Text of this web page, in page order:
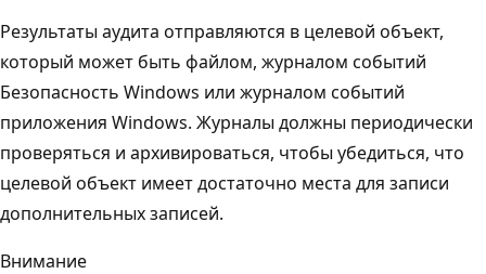
Результаты аудита отправляются в целевой объект,
который может быть файлом, журналом событий
Безопасность Windows или журналом событий
приложения Windows. Журналы должны периодически
проверяться и архивироваться, чтобы убедиться, что
целевой объект имеет достаточно места для записи
дополнительных записей.
Внимание